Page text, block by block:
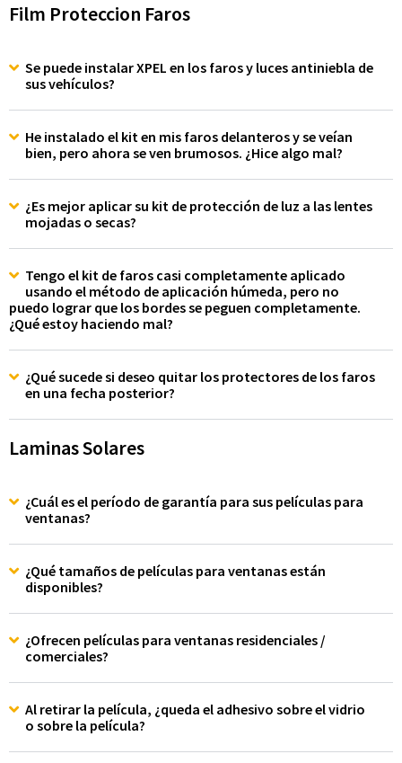
Film Proteccion Faros
Se puede instalar XPEL en los faros y luces antiniebla de
sus vehículos?
He instalado el kit en mis faros delanteros y se veían
bien, pero ahora se ven brumosos. ¿Hice algo mal?
¿Es mejor aplicar su kit de protección de luz a las lentes
mojadas o secas?
Tengo el kit de faros casi completamente aplicado
usando el método de aplicación húmeda, pero no
puedo lograr que los bordes se peguen completamente.
¿Qué estoy haciendo mal?
¿Qué sucede si deseo quitar los protectores de los faros
en una fecha posterior?
Laminas Solares
¿Cuál es el período de garantía para sus películas para
ventanas?
¿Qué tamaños de películas para ventanas están
disponibles?
¿Ofrecen películas para ventanas residenciales /
comerciales?
Al retirar la película, ¿queda el adhesivo sobre el vidrio
o sobre la película?